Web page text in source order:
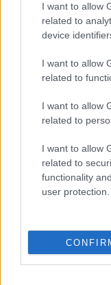
I want to allow
related to
device
I want to allow
related to
I want to allow
related to
I want to allow
related to
functionality
user protection.